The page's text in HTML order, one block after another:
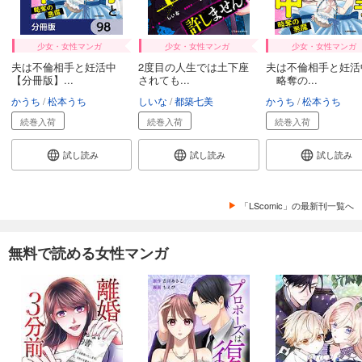
少女・女性マンガ
夫は不倫相手と妊活中
【分冊版】...
かうち 松本うち
続巻入荷
試し読み
少女・女性マンガ
2度目の人生では土下座
されても...
しいな 都築七美
続巻入荷
試し読み
少女・女性マンガ
夫は不倫相手と妊
略奪の...
かうち 松本うち
続巻入荷
試し読み
「LScomic」の最新刊一覧へ
無料で読める女性マンガ